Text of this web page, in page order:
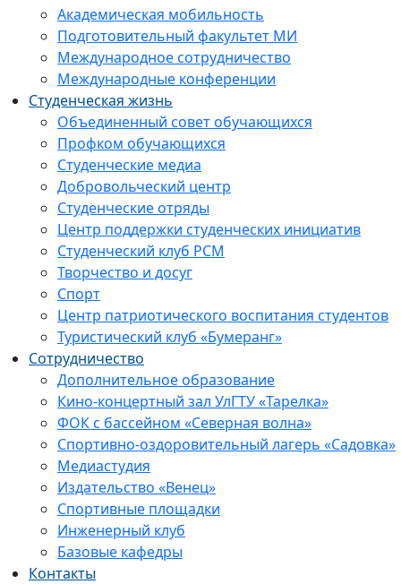
Академическая мобильность
Подготовительный факультет МИ
Международное сотрудничество
Международные конференции
Студенческая жизнь
Объединенный совет обучающихся
Профком обучающихся
Студенческие медиа
Добровольческий центр
Студенческие отряды
Центр поддержки студенческих инициатив
Студенческий клуб РСМ
Творчество и досуг
Спорт
Центр патриотического воспитания студентов
Туристический клуб «Бумеранг»
Сотрудничество
Дополнительное образование
Кино-концертный зал УлГТУ «Тарелка»
ФОК с бассейном «Северная волна»
Спортивно-оздоровительный лагерь «Садовка»
Медиастудия
Издательство «Венец»
Спортивные площадки
Инженерный клуб
Базовые кафедры
Контакты